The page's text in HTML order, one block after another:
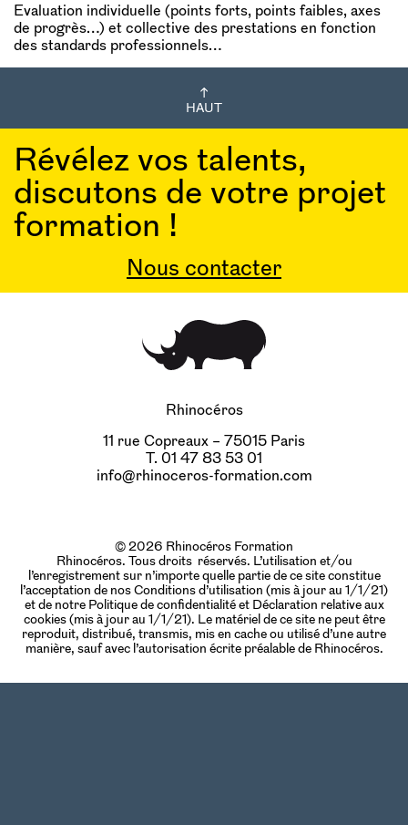
Evaluation individuelle (points forts, points faibles, axes
de progrès…) et collective des prestations en fonction
des standards professionnels…
HAUT
Révélez vos talents,
discutons de votre projet
formation !
Nous contacter
Rhinocéros
11 rue Copreaux – 75015 Paris
T. 01 47 83 53 01
info@rhinoceros-formation.com
© 2026 Rhinocéros Formation
Rhinocéros. Tous droits réservés. L’utilisation et/ou
l’enregistrement sur n’importe quelle partie de ce site constitue
l’acceptation de nos Conditions d’utilisation (mis à jour au 1/1/21)
et de notre Politique de confidentialité et Déclaration relative aux
cookies (mis à jour au 1/1/21). Le matériel de ce site ne peut être
reproduit, distribué, transmis, mis en cache ou utilisé d’une autre
manière, sauf avec l’autorisation écrite préalable de Rhinocéros.